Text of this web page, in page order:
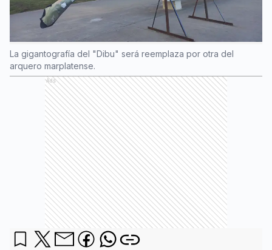
La gigantografía del "Dibu" será reemplaza por otra del
arquero marplatense.
Ads